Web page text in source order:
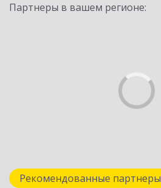
Партнеры в вашем регионе:
Рекомендованные партнеры